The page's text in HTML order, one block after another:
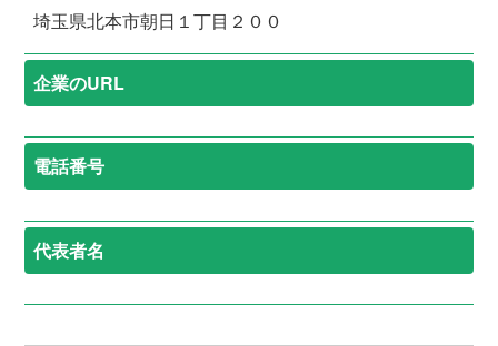
埼玉県北本市朝日１丁目２００
企業のURL
電話番号
代表者名